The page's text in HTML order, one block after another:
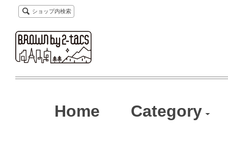
ショップ内検索
Home Category